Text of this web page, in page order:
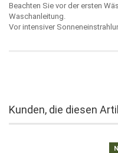
Beachten Sie vor der ersten
Waschanleitung.
Vor intensiver
Kunden, die diesen